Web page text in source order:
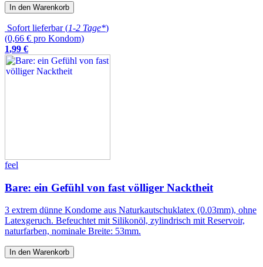
In den Warenkorb
Sofort lieferbar (1-2 Tage*)
(0,66 € pro Kondom)
1,99 €
feel
Bare: ein Gefühl von fast völliger Nacktheit
3 extrem dünne Kondome aus Naturkautschuklatex (0.03mm), ohne
Latexgeruch. Befeuchtet mit Silikonöl, zylindrisch mit Reservoir,
naturfarben, nominale Breite: 53mm.
In den Warenkorb